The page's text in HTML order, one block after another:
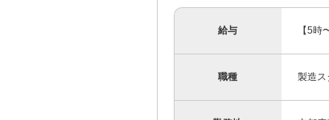
給与 【5時
職種 製造ス